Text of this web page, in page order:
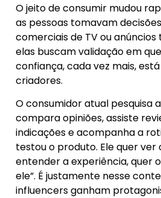
O jeito de consumir mudou
as pessoas tomavam
comerciais de TV ou anúncios
elas buscam validação em
confiança, cada vez mais,
criadores.
O consumidor atual pesquisa
compara opiniões, assiste
indicações e acompanha a
testou o produto. Ele quer ver
entender a experiência, quer
ele”. É justamente nesse
influencers ganham